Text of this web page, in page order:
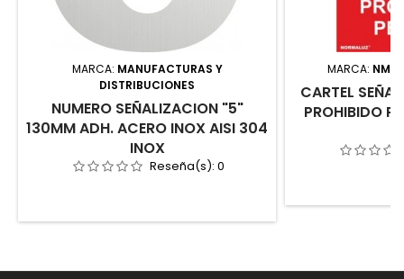
MARCA: MANUFACTURAS Y
DISTRIBUCIONES
NUMERO SEÑALIZACION "5"
130MM ADH. ACERO INOX AISI 304
INOX
Reseña(s): 0
MARCA: NMZ,
CARTEL
PROHIBIDO